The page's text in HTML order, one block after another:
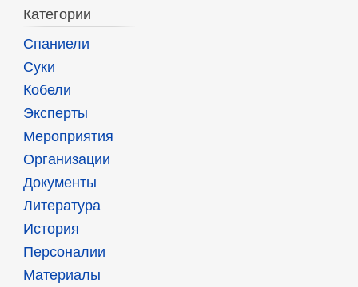
Категории
Спаниели
Суки
Кобели
Эксперты
Мероприятия
Организации
Документы
Литература
История
Персоналии
Материалы